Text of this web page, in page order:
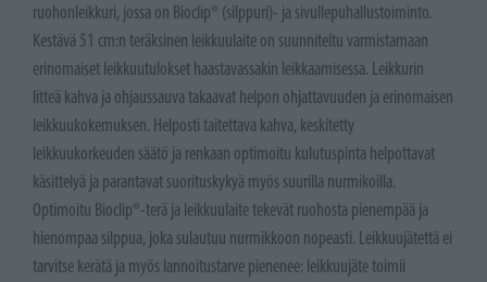
ruohonleikkuri, jossa on Bioclip® (silppuri)- ja sivullepuhallustoiminto.
Kestävä 51 cm:n teräksinen leikkuulaite on suunniteltu varmistamaan
erinomaiset leikkuutulokset haastavassakin leikkaamisessa. Leikkurin
litteä kahva ja ohjaussauva takaavat helpon ohjattavuuden ja erinomaisen
leikkuukokemuksen. Helposti taitettava kahva, keskitetty
leikkuukorkeuden säätö ja renkaan optimoitu kulutuspinta helpottavat
käsittelyä ja parantavat suorituskykyä myös suurilla nurmikoilla.
Optimoitu Bioclip®-terä ja leikkuulaite tekevät ruohosta pienempää ja
hienompaa silppua, joka sulautuu nurmikkoon nopeasti. Leikkuujätettä ei
tarvitse kerätä ja myös lannoitustarve pienenee: leikkuujäte toimii